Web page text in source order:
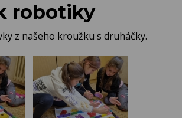
robotiky
z našeho kroužku s druháčky.